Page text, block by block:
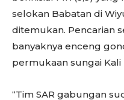
selokan Babatan di
ditemukan. Pencarian
banyaknya enceng
permukaan sungai Kali
“Tim SAR gabungan